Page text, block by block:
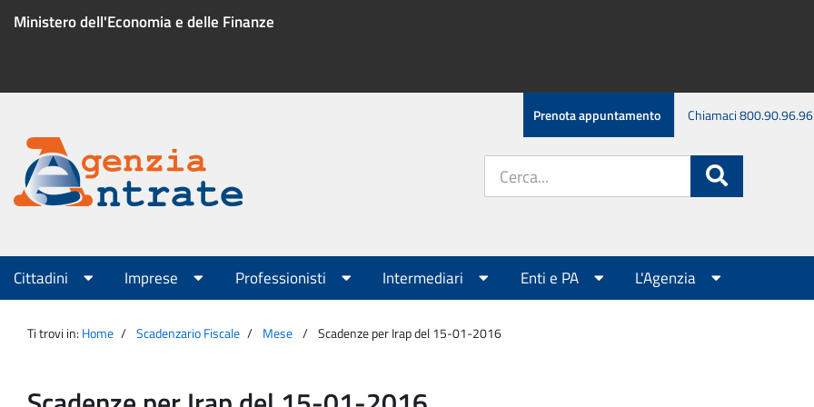
Ministero dell'Economia e delle Finanze
Menu
servizio
Prenota appuntamento Chiamaci 800.90.96.96
Agenzia
Entrate
sito:
Menu
principale
Cittadini Imprese Professionisti Intermediari Enti e PA L'Agenzia
Ti trovi in: Home Scadenzario Fiscale Mese Scadenze per Irap del 15-01-2016